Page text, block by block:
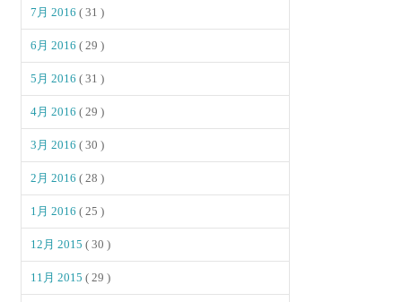
7月 2016( 31 )
6月 2016( 29 )
5月 2016( 31 )
4月 2016( 29 )
3月 2016( 30 )
2月 2016( 28 )
1月 2016( 25 )
12月 2015( 30 )
11月 2015( 29 )